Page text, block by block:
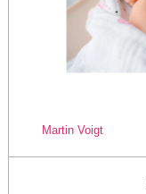
Martin Voigt